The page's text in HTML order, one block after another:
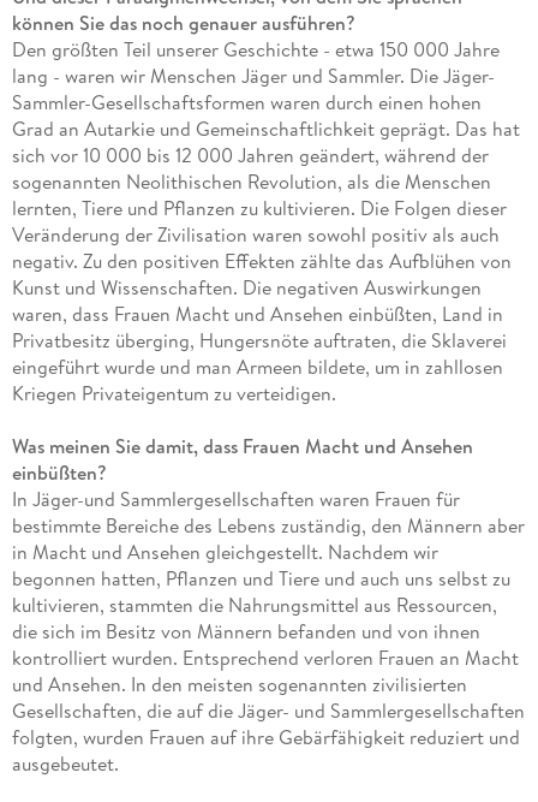
können Sie das noch genauer ausführen?
Den größten Teil unserer Geschichte - etwa 150 000 Jahre
lang - waren wir Menschen Jäger und Sammler. Die Jäger-
Sammler-Gesellschaftsformen waren durch einen hohen
Grad an Autarkie und Gemeinschaftlichkeit geprägt. Das hat
sich vor 10 000 bis 12 000 Jahren geändert, während der
sogenannten Neolithischen Revolution, als die Menschen
lernten, Tiere und Pflanzen zu kultivieren. Die Folgen dieser
Veränderung der Zivilisation waren sowohl positiv als auch
negativ. Zu den positiven Effekten zählte das Aufblühen von
Kunst und Wissenschaften. Die negativen Auswirkungen
waren, dass Frauen Macht und Ansehen einbüßten, Land in
Privatbesitz überging, Hungersnöte auftraten, die Sklaverei
eingeführt wurde und man Armeen bildete, um in zahllosen
Kriegen Privateigentum zu verteidigen.
Was meinen Sie damit, dass Frauen Macht und Ansehen
einbüßten?
In Jäger-und Sammlergesellschaften waren Frauen für
bestimmte Bereiche des Lebens zuständig, den Männern aber
in Macht und Ansehen gleichgestellt. Nachdem wir
begonnen hatten, Pflanzen und Tiere und auch uns selbst zu
kultivieren, stammten die Nahrungsmittel aus Ressourcen,
die sich im Besitz von Männern befanden und von ihnen
kontrolliert wurden. Entsprechend verloren Frauen an Macht
und Ansehen. In den meisten sogenannten zivilisierten
Gesellschaften, die auf die Jäger- und Sammlergesellschaften
folgten, wurden Frauen auf ihre Gebärfähigkeit reduziert und
ausgebeutet.